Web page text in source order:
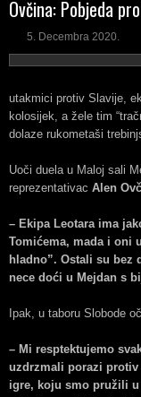
Ovčina: Pobjeda
5. Decembra 2020.
utakmici protiv Slavije,
kolosijek, a žele tim
dolaze rukometaši
Uoči duela u Maloj sali
reprezentativac Alen
– Ekipa Leotara ima
Tomićema, mada i oni
hladno”. Ostali su bez
nece doći u Mejdan s
Ipak, u taboru Slobode
– Mi resptektujemo
uzdrzmali porazi
igre, koju smo pružili